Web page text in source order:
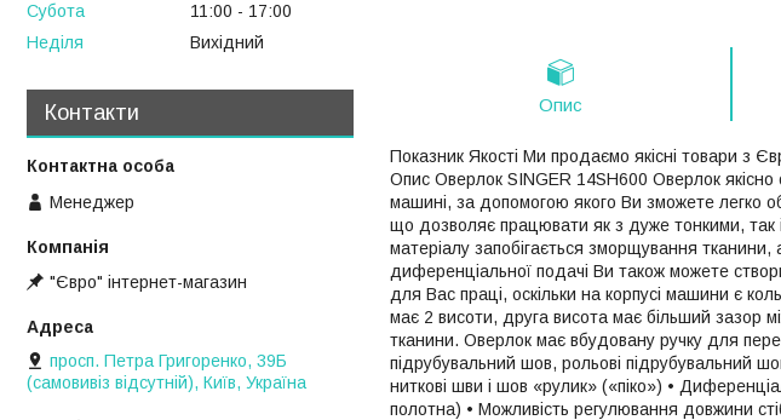
Опис
Показник Якості Ми продаємо якісні товари з
Опис Оверлок SINGER 14SH600 Оверлок якісно
машині, за допомогою якого Ви зможете легко
що дозволяє працювати як з дуже тонкими, так
матеріалу запобігається зморщування
диференціальної подачі Ви також можете
для Вас праці, оскільки на корпусі машини є
має 2 висоти, друга висота має більший зазор
тканини. Оверлок має вбудовану ручку для
підрубувальний шов, рольові підрубувальний
ниткові шви і шов «рулик» («піко») •
полотна) • Можливість регулювання довжини
Субота
11:00
17:00
Неділя
Вихідний
Контакти
Менеджер
"Євро" інтернет-магазин
просп. Петра Григоренко, 39Б
(самовивіз відсутній), Київ, Україна